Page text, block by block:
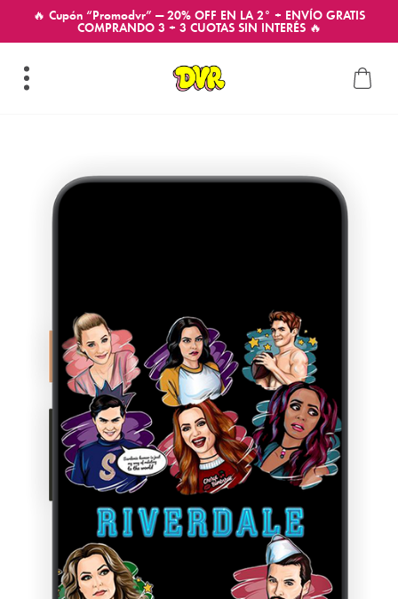
🔥 Cupón “Promodvr” — 20% OFF EN LA 2° + ENVÍO GRATIS
COMPRANDO 3 + 3 CUOTAS SIN INTERÉS 🔥